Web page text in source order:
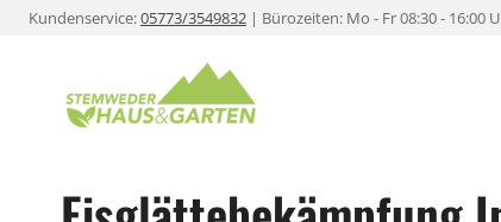
ZumKundenservice:05773/3549832 | Bürozeiten: Mo - Fr 08:30 - 16:00